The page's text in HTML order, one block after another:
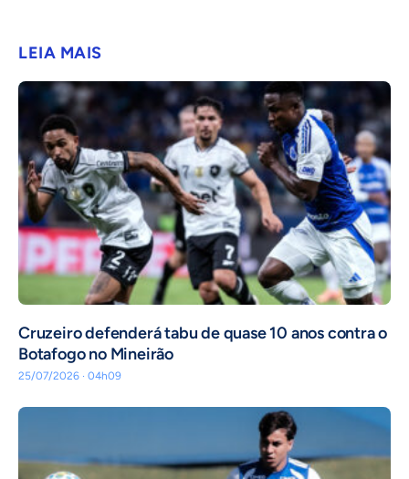
LEIA MAIS
Cruzeiro defenderá tabu de quase 10 anos contra o
Botafogo no Mineirão
25/07/2026 · 04h09